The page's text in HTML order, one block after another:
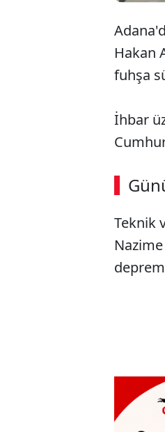
Hakan
fuhşa
İhbar
SÖZCÜ
Teknik